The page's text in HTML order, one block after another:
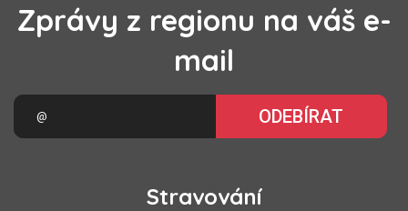
Zprávy z regionu na váš e-
mail
ODEBÍRAT
Stravování